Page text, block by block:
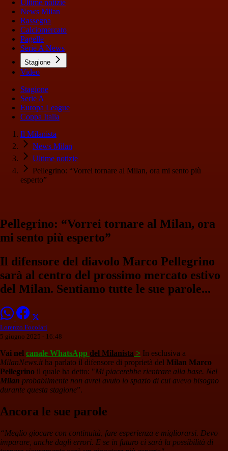
Ultime notizie
News Milan
Rassegna
Calciomercato
Pagelle
Serie A News
Stagione
Video
Stagione
Serie A
Europa League
Coppa Italia
Il Milanista
News Milan
Ultime notizie
Pellegrino: “Vorrei tornare al Milan, ora mi sento più
esperto”
Pellegrino: “Vorrei tornare al Milan, ora
mi sento più esperto”
Il difensore del diavolo Marco Pellegrino
sarà al centro del prossimo mercato estivo
del Milan. Sentiamo tutte le sue parole...
Lorenzo Focolari
5 giugno 2025 - 16:48
Vai nel canale WhatsApp del Milanista > In esclusiva a
MilanNews.itha parlato il difensore di proprietà del Milan Marco
Pellegrino il quale ha detto: "Mi piacerebbe rientrare alla base. Nel
Milan probabilmente non avrei avuto lo spazio di cui avevo bisogno
durante questa stagione”.
Ancora le sue parole
“Meglio giocare con continuità, fare esperienza e migliorarsi. Devo
imparare, anche dagli errori. E se in futuro ci sarà la possibilità di